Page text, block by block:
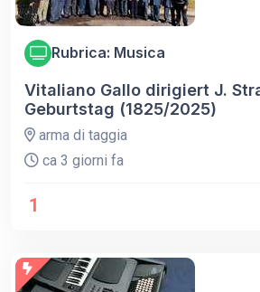
Rubrica: Musica
Vitaliano Gallo dirigiert J.
Geburtstag (1825/2025)
arma di taggia
ca 3 giorni fa
1